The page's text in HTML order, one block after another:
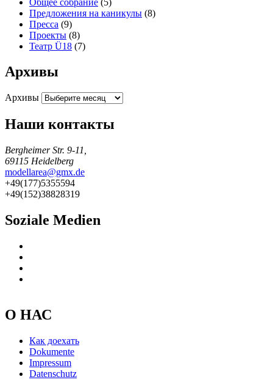
Предложения на каникулы (8)
Пресса (9)
Проекты (8)
Театр Ü18 (7)
Архивы
Архивы
Наши контакты
Bergheimer Str. 9-11,
69115 Heidelberg
modellarea@gmx.de
+49(177)5355594
+49(152)38828319
Soziale Medien
О НАС
Как доехать
Dokumente
Impressum
Datenschutz